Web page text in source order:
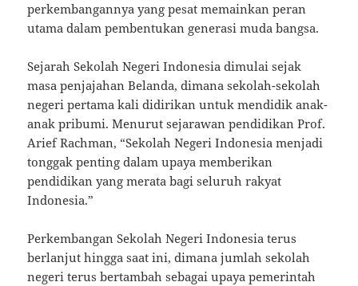
perkembangannya yang pesat memainkan peran
utama dalam pembentukan generasi muda bangsa.
Sejarah Sekolah Negeri Indonesia dimulai sejak
masa penjajahan Belanda, dimana sekolah-sekolah
negeri pertama kali didirikan untuk mendidik anak-
anak pribumi. Menurut sejarawan pendidikan Prof.
Arief Rachman, “Sekolah Negeri Indonesia menjadi
tonggak penting dalam upaya memberikan
pendidikan yang merata bagi seluruh rakyat
Indonesia.”
Perkembangan Sekolah Negeri Indonesia terus
berlanjut hingga saat ini, dimana jumlah sekolah
negeri terus bertambah sebagai upaya pemerintah